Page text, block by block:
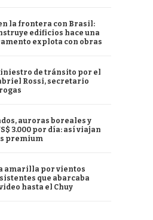
la frontera con Brasil:
edificios hace una
explota con obras
de tránsito por el
Rossi, secretario
auroras boreales y
3.000 por día: así viajan
premium
amarilla por vientos
que abarcaba
hasta el Chuy